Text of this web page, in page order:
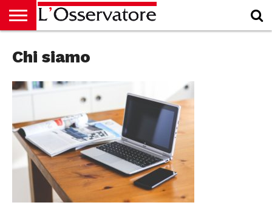
CULTURA
ECONOMIA
RUBRICHE
ARCHIVIO
PODCAST
ABBONAMENTO
CHI
SIAMO
ACCEDI
Chi siamo